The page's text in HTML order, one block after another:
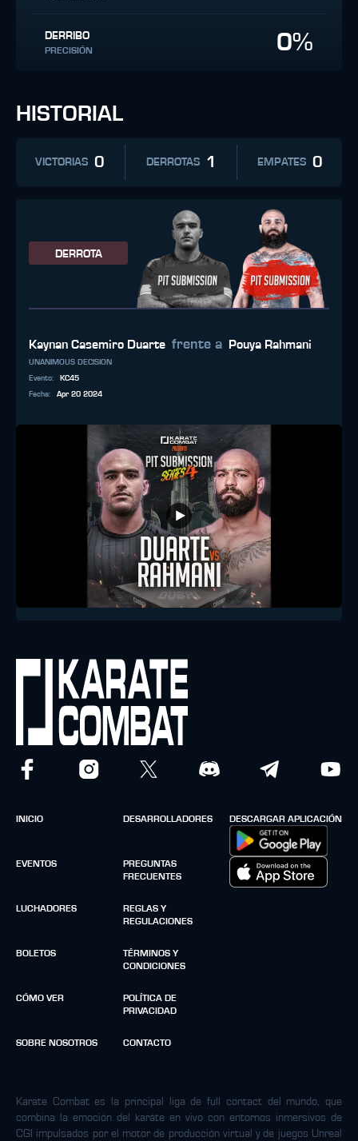
DERRIBO
PRECISIÓN 0%
HISTORIAL
VICTORIAS 0 DERROTAS 1 EMPATES 0
DERROTA
Kaynan Casemiro Duarte frente a Pouya Rahmani
UNANIMOUS DECISION
Evento:
KC45
Fecha: Apr 20 2024
INICIO
EVENTOS
LUCHADORES
BOLETOS
CÓMO VER
SOBRE NOSOTROS
DESARROLLADORES
PREGUNTAS
FRECUENTES
REGLAS Y
REGULACIONES
TÉRMINOS Y
CONDICIONES
POLÍTICA DE
PRIVACIDAD
CONTACTO
DESCARGAR APLICACIÓN
Karate Combat es la principal liga de full contact del mundo, que
combina la emoción del karáte en vivo con entornos inmersivos de
CGI impulsados por el motor de producción virtual y de juegos Unreal